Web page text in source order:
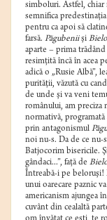
simboluri. Astfel,
semnifica
pentru ca apoi să
farsă. Păgubeniişi
aparte – prima
resimţită încă în acea
adică o „Rusie Albă”,
purităţii, văzută cu
de unde şi va veni
românului, am preciza
normativă,
prin antagonismul
noi nu-s. Da de ce nu-
Batjocorim bisericile.
gândaci...”, faţă de
Întreabă-i pe beloruşi!
unui oarecare paznic
americanism ajungea
cuvânt din cealaltă